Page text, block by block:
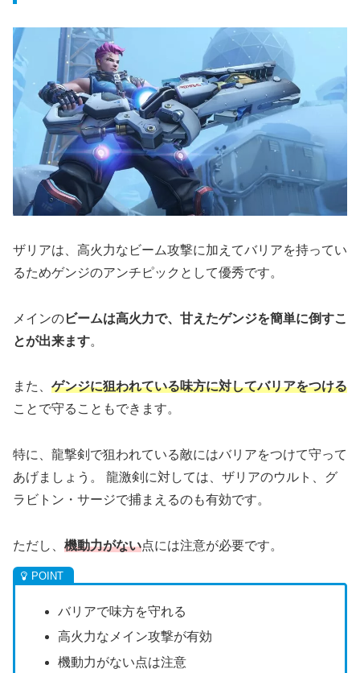
ザリアは、高火力なビーム攻撃に加えてバリアを持ってい
るためゲンジのアンチピックとして優秀です。
メインのビームは高火力で、甘えたゲンジを簡単に倒すこ
とが出来ます。
また、 ゲンジに狙われている味方に対してバリアをつける
ことで守ることもできます。
特に、龍撃剣で狙われている敵にはバリアをつけて守って
あげましょう。 龍激剣に対しては、ザリアのウルト、グ
ラビトン・サージで捕まえるのも有効です。
ただし、 機動力がない点には注意が必要です。
バリアで味方を守れる
高火力なメイン攻撃が有効
機動力がない点は注意